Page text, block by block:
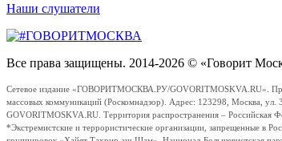
Наши слушатели
Все права защищены. 2014-2026 © «Говорит
Сетевое издание «ГОВОРИТМОСКВА.РУ/GOVORITMOSKVA.RU».
массовых коммуникаций (Роскомнадзор). Адрес: 123298, Москва,
GOVORITMOSKVA.RU. Территория распространения – Российская
*Экстремистские и террористические организации, запрещенные